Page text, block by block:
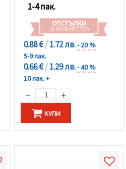
1-4 пак.
ОТСТЪПКИ
ЗА КОЛИЧЕСТВО
0.88 €/1.72 лв.- 20 %
5-9 пак.
0.66 €/1.29 лв.- 40 %
10 пак. +
КУПИ